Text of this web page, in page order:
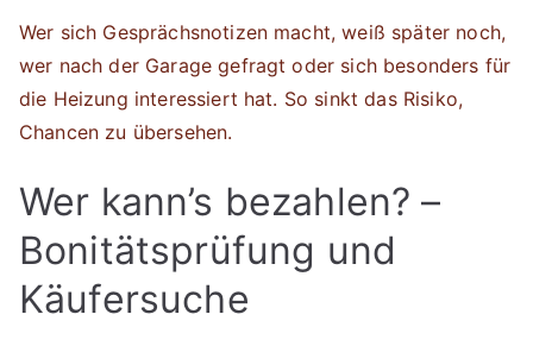
Wer sich Gesprächsnotizen macht, weiß später noch,
wer nach der Garage gefragt oder sich besonders für
die Heizung interessiert hat. So sinkt das Risiko,
Chancen zu übersehen.
Wer kann’s bezahlen? –
Bonitätsprüfung und
Käufersuche